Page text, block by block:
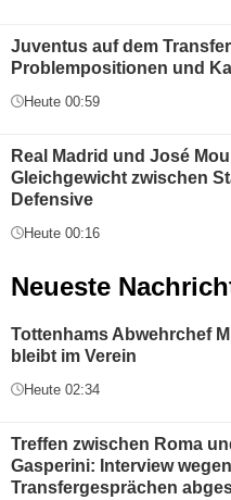
Juventus auf dem
Problempositionen und
Heute 00:59
Real Madrid und José
Gleichgewicht zwischen
Defensive
Heute 00:16
Neueste
Tottenhams Abwehrchef
bleibt im Verein
Heute 02:34
Treffen zwischen Roma
Gasperini: Interview wegen
Transfergesprächen